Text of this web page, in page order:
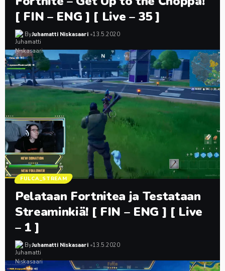
[ FIN – ENG ] [ Live – 35 ]
ByJuhamatti Niskasaari 13.5.2020
FULCA_STREAM
Pelataan Fortnitea ja Testataan
Streaminkiä! [ FIN – ENG ] [ Live
– 1 ]
ByJuhamatti Niskasaari 13.5.2020